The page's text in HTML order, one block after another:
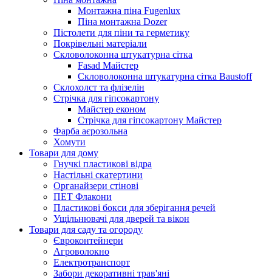
Монтажна піна Fugenlux
Піна монтажна Dozer
Пістолети для піни та герметику
Покрівельні матеріали
Скловолоконна штукатурна сітка
Fasad Майстер
Скловолоконна штукатурна сітка Baustoff
Склохолст та флізелін
Стрічка для гіпсокартону
Майстер економ
Стрічка для гіпсокартону Майстер
Фарба аєрозольна
Хомути
Товари для дому
Гнучкі пластикові відра
Настільні скатертини
Органайзери стінові
ПЕТ Флакони
Пластикові бокси для зберігання речей
Ущільнювачі для дверей та вікон
Товари для саду та огороду
Євроконтейнери
Агроволокно
Електротранспорт
Забори декоративні трав'яні